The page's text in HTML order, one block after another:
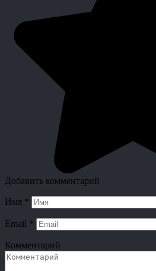
Добавить комментарий
Имя *
Email *
Комментарий